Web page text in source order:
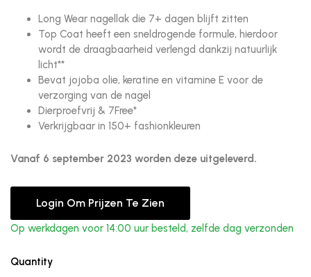
Long Wear nagellak die 7+ dagen blijft zitten
Top Coat heeft een sneldrogende formule, hierdoor
wordt de draagbaarheid verlengd dankzij natuurlijk
licht**
Bevat jojoba olie, keratine en vitamine E voor de
verzorging van de nagel
Dierproefvrij & 7Free*
Verkrijgbaar in 150+ fashionkleuren
Vanaf 6 september 2023 worden deze uitgeleverd.
Login Om Prijzen Te Zien
Op werkdagen voor 14:00 uur besteld, zelfde dag verzonden
Quantity